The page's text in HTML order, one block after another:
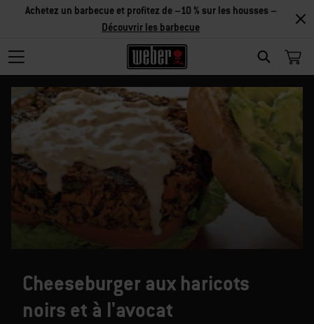
SEARCH
Achetez un barbecue et profitez de –10 % sur les housses –
Découvrir les barbecue
Cheeseburger aux haricots
noirs et à l'avocat